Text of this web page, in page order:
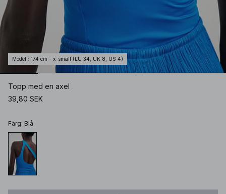
Modell : 174 cm - x-small (EU 34, UK 8, US 4)
Topp med en axel
39,80 SEK
Färg: Blå